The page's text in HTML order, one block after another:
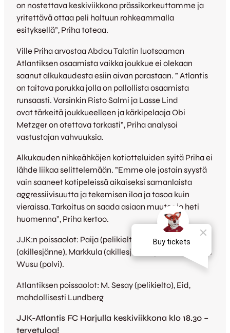
on nostettava keskiviikkona prässikorkeuttamme ja
yritettävä ottaa peli haltuun rohkeammalla
esityksellä”, Priha toteaa.
Ville Priha arvostaa Abdou Talatin luotsaaman
Atlantiksen osaamista vaikka joukkue ei olekaan
saanut alkukaudesta esiin aivan parastaan. ” Atlantis
on taitava porukka jolla on pallollista osaamista
runsaasti. Varsinkin Risto Salmi ja Lasse Lind
ovat tärkeitä joukkueelleen ja kärkipelaaja Obi
Metzger on otettava tarkasti”, Priha analysoi
vastustajan vahvuuksia.
Alkukauden nihkeähköjen kotiotteluiden syitä Priha ei
lähde liikaa selittelemään. ”Emme ole jostain syystä
vain saaneet kotipeleissä aikaiseksi samanlaista
aggressiivisuutta ja tekemisen iloa ja tasoa kuin
vieraissa. Tarkoitus on saada asiaan muutos jo heti
huomenna”, Priha kertoo.
JJK:n poissaolot: Paija (pelikielto), Pulkkinen
(akillesjänne), Markkula (akillesjänne) ja mahdollisesti
Wusu (polvi).
Atlantiksen poissaolot: M. Sesay (pelikielto), Eid,
mahdollisesti Lundberg
JJK-Atlantis FC Harjulla keskiviikkona klo 18.30 –
tervetuloa!